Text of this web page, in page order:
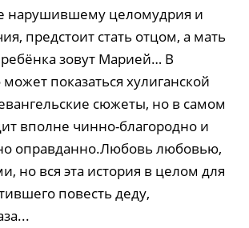
нарушившему целомудрия и
предстоит стать отцом, а мать
зовут Марией… В
может показаться хулиганской
сюжеты, но в самом
вполне чинно-благородно и
оправданно.Любовь любовью,
но вся эта история в целом для
повесть деду,